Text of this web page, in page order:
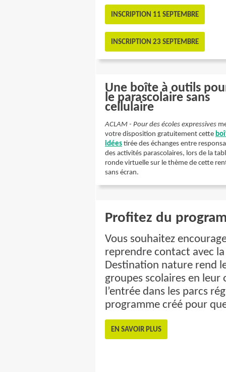
INSCRIPTION 11 SEPTEMBRE
INSCRIPTION 23 SEPTEMBRE
Une boîte à outils
le parascolaire sans
cellulaire
ACLAM - Pour des écoles expressives
votre disposition gratuitement cette
idées tirée des échanges entre
des activités parascolaires, lors de la
ronde virtuelle sur le thème de cette
sans écran.
Profitez du
Vous souhaitez
reprendre contact avec
Destination nature rend
groupes scolaires en
l’entrée dans les parcs
programme créé pour
EN SAVOIR PLUS